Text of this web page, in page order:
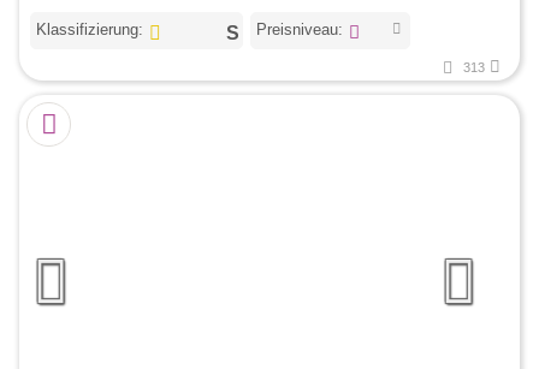
Klassifizierung: Preisniveau:
313